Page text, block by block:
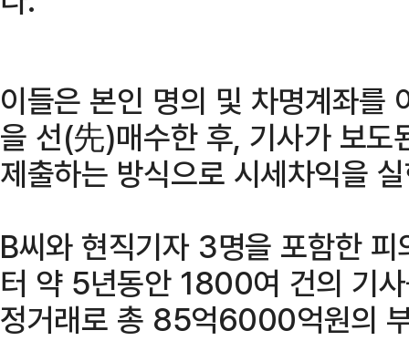
이들은 본인 명의 및 차명계좌를
을 선(先)매수한 후, 기사가 보도
제출하는 방식으로 시세차익을
B씨와 현직기자 3명을 포함한
터 약 5년동안 1800여 건의 기
정거래로 총 85억6000억원의